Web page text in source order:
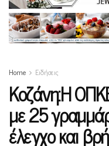
Home Ειδήσεις
Κοζάνη:Η
με 25
έλεγχο και